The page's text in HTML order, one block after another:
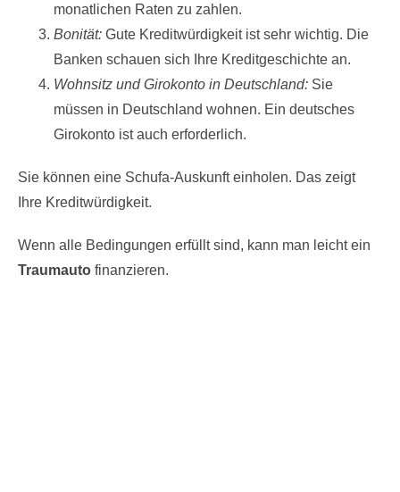
monatlichen Raten zu zahlen.
Bonität: Gute Kreditwürdigkeit ist sehr wichtig. Die
Banken schauen sich Ihre Kreditgeschichte an.
Wohnsitz und Girokonto in Deutschland: Sie
müssen in Deutschland wohnen. Ein deutsches
Girokonto ist auch erforderlich.
Sie können eine Schufa-Auskunft einholen. Das zeigt
Ihre Kreditwürdigkeit.
Wenn alle Bedingungen erfüllt sind, kann man leicht ein
Traumauto finanzieren.